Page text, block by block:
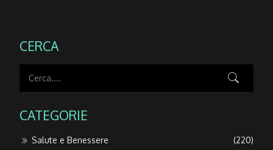
CERCA
CATEGORIE
Salute e Benessere
(220)